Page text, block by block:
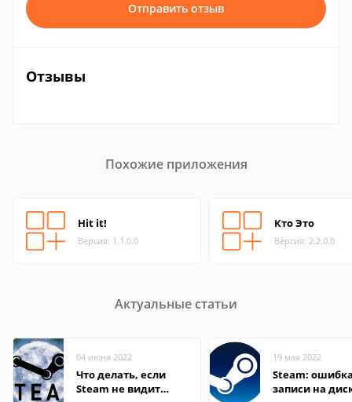
Отправить отзыв
Отзывы
Похожие приложения
Hit it!
Версия: 1.1.0.0
Кто Это
Версия: 2.2.0.0
Актуальные статьи
04 июня 2022
Что делать, если
Steam не видит
19 мая 2022
Steam:
записи на